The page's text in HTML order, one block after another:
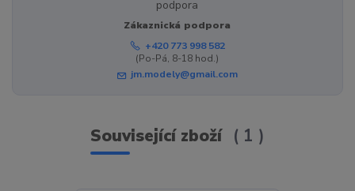
Zákaznická podpora
+420 773 998 582
(Po-Pá, 8-18 hod.)
jm.modely@gmail.com
Související zboží 1